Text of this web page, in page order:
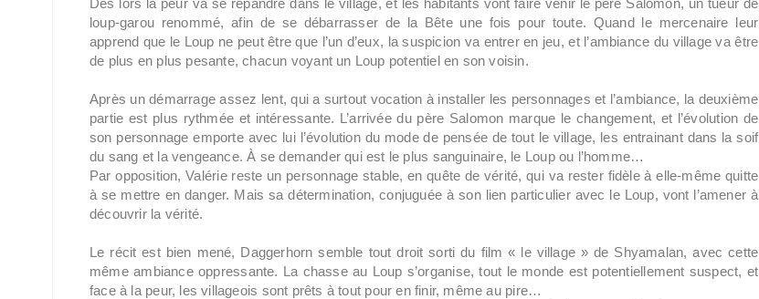
Dès lors la peur va se répandre dans le village, et les habitants vont faire venir le père Salomon, un tueur de
loup-garou renommé, afin de se débarrasser de la Bête une fois pour toute. Quand le mercenaire leur
apprend que le Loup ne peut être que l’un d’eux, la suspicion va entrer en jeu, et l’ambiance du village va être
de plus en plus pesante, chacun voyant un Loup potentiel en son voisin.
Après un démarrage assez lent, qui a surtout vocation à installer les personnages et l’ambiance, la deuxième
partie est plus rythmée et intéressante. L’arrivée du père Salomon marque le changement, et l’évolution de
son personnage emporte avec lui l’évolution du mode de pensée de tout le village, les entrainant dans la soif
du sang et la vengeance. À se demander qui est le plus sanguinaire, le Loup ou l’homme…
Par opposition, Valérie reste un personnage stable, en quête de vérité, qui va rester fidèle à elle-même quitte
à se mettre en danger. Mais sa détermination, conjuguée à son lien particulier avec le Loup, vont l’amener à
découvrir la vérité.
Le récit est bien mené, Daggerhorn semble tout droit sorti du film « le village » de Shyamalan, avec cette
même ambiance oppressante. La chasse au Loup s’organise, tout le monde est potentiellement suspect, et
face à la peur, les villageois sont prêts à tout pour en finir, même au pire…